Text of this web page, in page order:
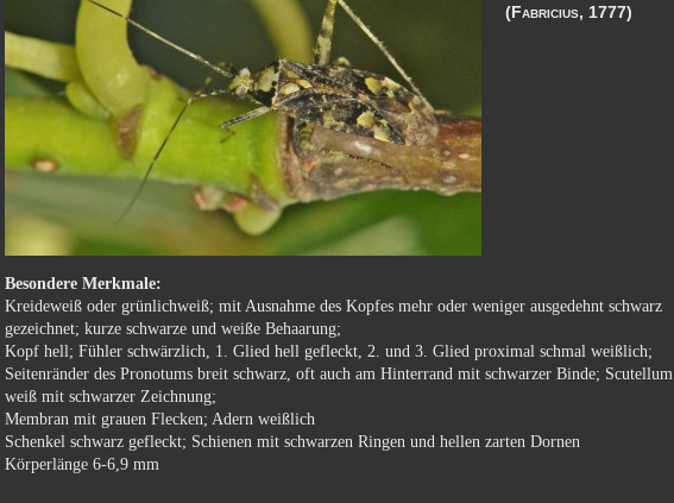
(Fabricius, 1777)
Besondere Merkmale:
Kreideweiß oder grünlichweiß; mit Ausnahme des Kopfes mehr oder weniger ausgedehnt schwarz
gezeichnet; kurze schwarze und weiße Behaarung;
Kopf hell; Fühler schwärzlich, 1. Glied hell gefleckt, 2. und 3. Glied proximal schmal weißlich;
Seitenränder des Pronotums breit schwarz, oft auch am Hinterrand mit schwarzer Binde; Scutellum
weiß mit schwarzer Zeichnung;
Membran mit grauen Flecken; Adern weißlich
Schenkel schwarz gefleckt; Schienen mit schwarzen Ringen und hellen zarten Dornen
Körperlänge 6-6,9 mm